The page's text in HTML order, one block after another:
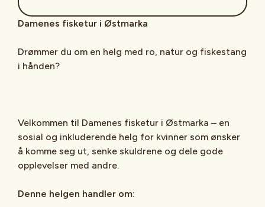
Damenes fisketur i Østmarka
Drømmer du om en helg med ro, natur og fiskestang
i hånden?
Velkommen til Damenes fisketur i Østmarka – en
sosial og inkluderende helg for kvinner som ønsker
å komme seg ut, senke skuldrene og dele gode
opplevelser med andre.
Denne helgen handler om: